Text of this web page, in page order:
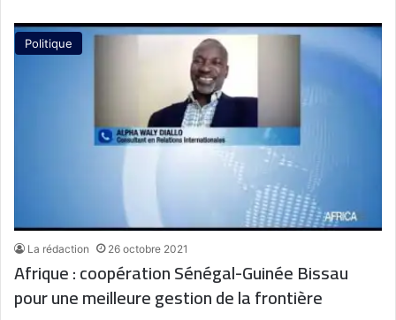
Politique
La rédaction 26 octobre 2021
Afrique : coopération Sénégal-Guinée Bissau
pour une meilleure gestion de la frontière